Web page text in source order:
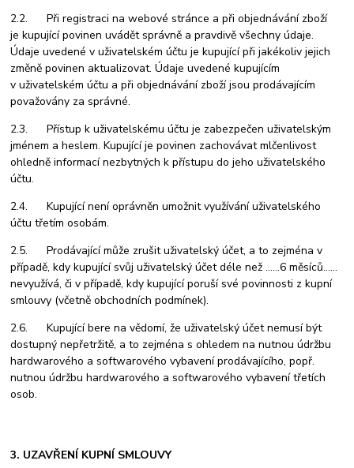
2.2. Při registraci na webové stránce a při objednávání zboží
je kupující povinen uvádět správně a pravdivě všechny údaje.
Údaje uvedené v uživatelském účtu je kupující při jakékoliv jejich
změně povinen aktualizovat. Údaje uvedené kupujícím
v uživatelském účtu a při objednávání zboží jsou prodávajícím
považovány za správné.
2.3. Přístup k uživatelskému účtu je zabezpečen uživatelským
jménem a heslem. Kupující je povinen zachovávat mlčenlivost
ohledně informací nezbytných k přístupu do jeho uživatelského
účtu.
2.4. Kupující není oprávněn umožnit využívání uživatelského
účtu třetím osobám.
2.5. Prodávající může zrušit uživatelský účet, a to zejména v
případě, kdy kupující svůj uživatelský účet déle než……6 měsíců……
nevyužívá, či v případě, kdy kupující poruší své povinnosti z kupní
smlouvy (včetně obchodních podmínek).
2.6. Kupující bere na vědomí, že uživatelský účet nemusí být
dostupný nepřetržitě, a to zejména s ohledem na nutnou údržbu
hardwarového a softwarového vybavení prodávajícího, popř.
nutnou údržbu hardwarového a softwarového vybavení třetích
osob.
3. UZAVŘENÍ KUPNÍ SMLOUVY